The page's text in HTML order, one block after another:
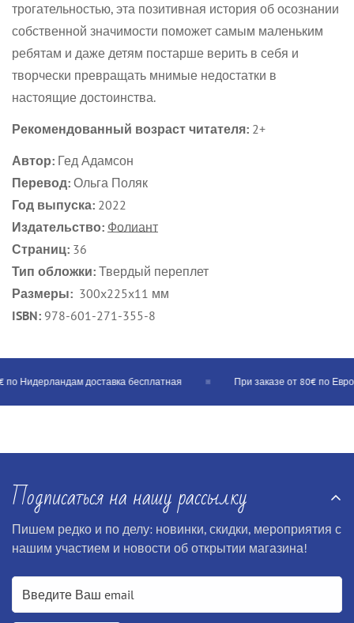
трогательностью, эта позитивная история об осознании
собственной значимости поможет самым маленьким
ребятам и даже детям постарше верить в себя и
творчески превращать мнимые недостатки в
настоящие достоинства.
Рекомендованный возраст читателя: 2+
Автор: Гед Адамсон
Перевод: Ольга Поляк
Год выпуска: 2022
Издательство: Фолиант
Страниц: 36
Тип обложки: Твердый переплет
Размеры: 300x225x11 мм
ISBN: 978-601-271-355-8
Нидерландам доставка бесплатная При заказе от 80€ по
Подписаться на нашу рассылку
Пишем редко и по делу: новинки, скидки, мероприятия с
нашим участием и новости об открытии магазина!